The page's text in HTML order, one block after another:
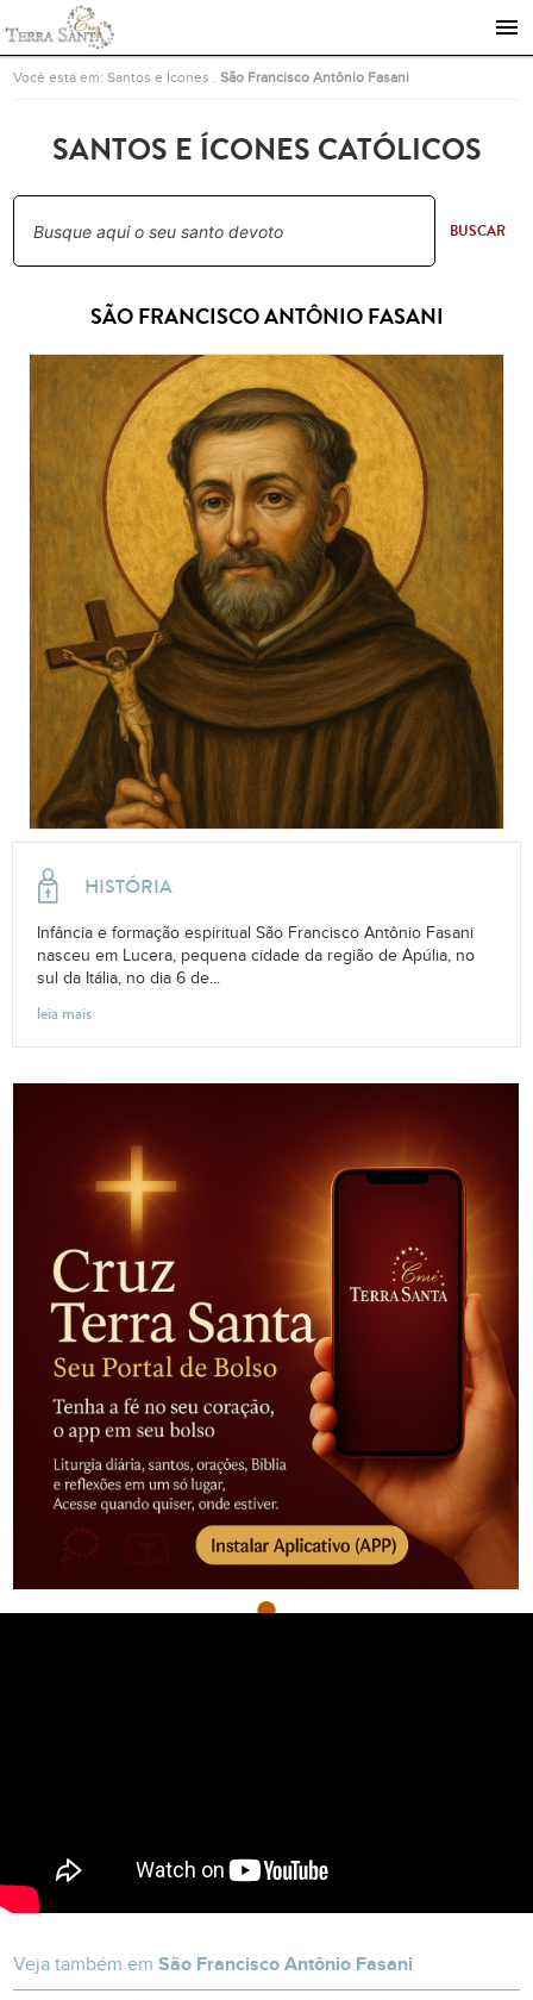
Ir para a página inicial
Você está em:Santos e Ícones .São Francisco Antônio Fasani
SANTOS E ÍCONES CATÓLICOS
BUSCAR
SÃO FRANCISCO ANTÔNIO FASANI
HISTÓRIA
Infância e formação espiritual São Francisco Antônio Fasani
nasceu em Lucera, pequena cidade da região de Apúlia, no
sul da Itália, no dia 6 de...
leia mais
Veja também emSão Francisco Antônio Fasani